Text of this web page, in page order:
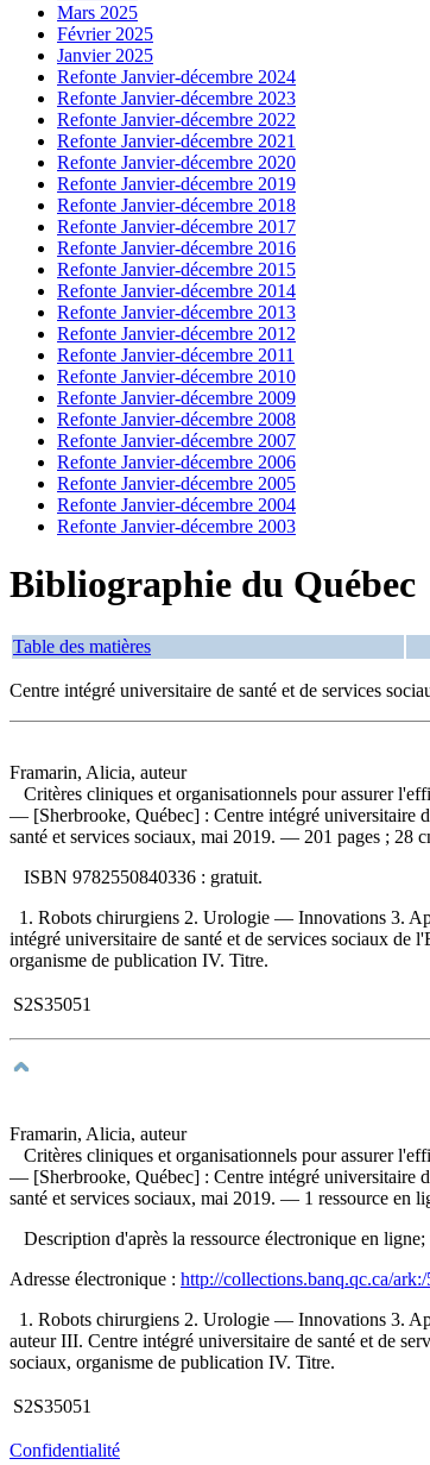
Mars 2025
Février 2025
Janvier 2025
Refonte Janvier-décembre 2024
Refonte Janvier-décembre 2023
Refonte Janvier-décembre 2022
Refonte Janvier-décembre 2021
Refonte Janvier-décembre 2020
Refonte Janvier-décembre 2019
Refonte Janvier-décembre 2018
Refonte Janvier-décembre 2017
Refonte Janvier-décembre 2016
Refonte Janvier-décembre 2015
Refonte Janvier-décembre 2014
Refonte Janvier-décembre 2013
Refonte Janvier-décembre 2012
Refonte Janvier-décembre 2011
Refonte Janvier-décembre 2010
Refonte Janvier-décembre 2009
Refonte Janvier-décembre 2008
Refonte Janvier-décembre 2007
Refonte Janvier-décembre 2006
Refonte Janvier-décembre 2005
Refonte Janvier-décembre 2004
Refonte Janvier-décembre 2003
Bibliographie du Québec
Table des matières
Centre intégré universitaire de santé et de services
Framarin, Alicia, auteur
Critères cliniques et organisationnels pour assurer
— [Sherbrooke, Québec] : Centre intégré universitaire
santé et services sociaux, mai 2019. — 201 pages ; 28
ISBN 9782550840336 : gratuit.
1. Robots chirurgiens 2. Urologie — Innovations 3.
intégré universitaire de santé et de services sociaux de
organisme de publication IV. Titre.
S2S35051
Framarin, Alicia, auteur
Critères cliniques et organisationnels pour assurer
— [Sherbrooke, Québec] : Centre intégré universitaire
santé et services sociaux, mai 2019. — 1 ressource en
Description d'après la ressource électronique en
Adresse électronique : http://collections.banq.qc.ca/
1. Robots chirurgiens 2. Urologie — Innovations 3.
auteur III. Centre intégré universitaire de santé et de
sociaux, organisme de publication IV. Titre.
S2S35051
Confidentialité